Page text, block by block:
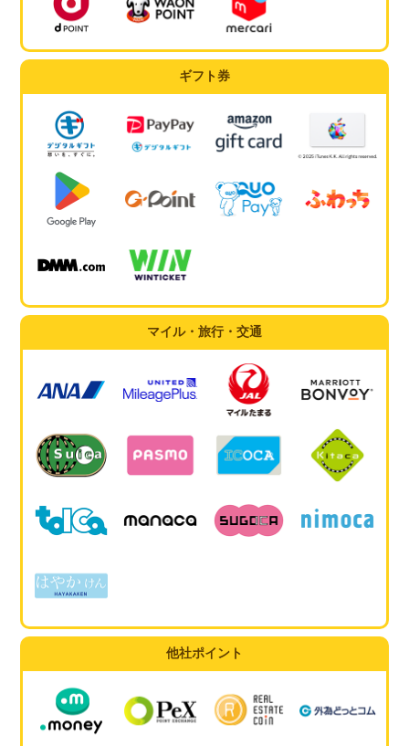
ギフト券
マイル・旅行・交通
他社ポイント